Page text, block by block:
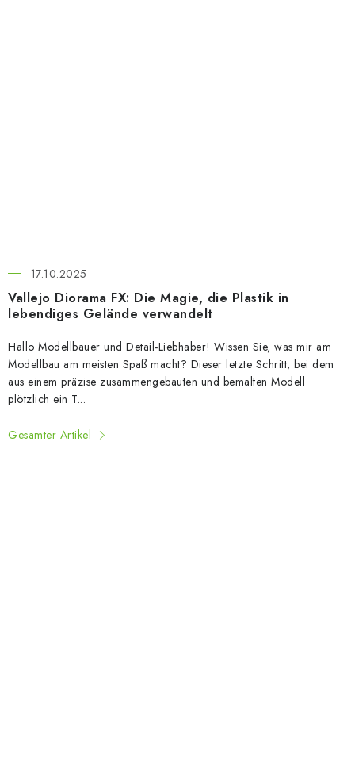
Vallejo Diorama FX: Die Magie, die Plastik in
lebendiges Gelände verwandelt
17.10.2025
Hallo Modellbauer und Detail-Liebhaber! Wissen Sie, was mir am
Modellbau am meisten Spaß macht? Dieser letzte Schritt, bei dem
aus einem präzise zusammengebauten und bemalten Modell
plötzlich ein T...
Gesamter Artikel